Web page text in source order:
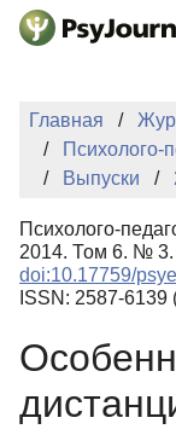
Перейти к
Главная
Психолого-
Выпуски
Психолого-
2014. Том 6. №
doi:10.17759/
ISSN: 2587-6139